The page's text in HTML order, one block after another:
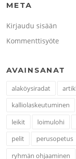
META
Kirjaudu sisään
Kommenttisyöte
AVAINSANAT
alaköysiradat
kalliolaskeutuminen
leikit
loimulohi
pelit
perusopetus
ryhmän ohjaaminen